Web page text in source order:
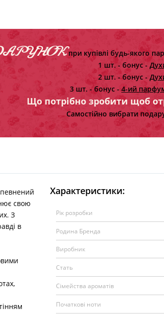
при купівлі будь-якого
1 шт. - бонус -
2 шт. - бонус -
3 шт. - бонус - 4-ий
Що потрібно зробити щоб
Самостійно вибрати
свою
З
в
Характеристики:
Рік розробки
Родина Бренда
Виробник
Стать
Сімейства ароматів
Початкові ноти